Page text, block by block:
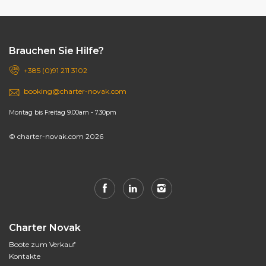
Brauchen Sie Hilfe?
+385 (0)91 211 3102
booking@charter-novak.com
Montag bis Freitag 9.00am - 7.30pm
© charter-novak.com 2026
Charter Novak
Boote zum Verkauf
Kontakte